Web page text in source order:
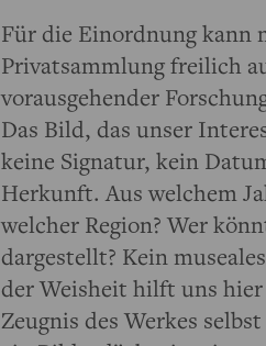
Für die Einordnung kann
Privatsammlung freilich
vorausgehender
Das Bild, das unser
keine Signatur, kein
Herkunft. Aus welchem
welcher Region? Wer
dargestellt? Kein
der Weisheit hilft uns
Zeugnis des Werkes